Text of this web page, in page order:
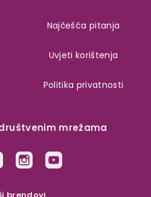
mrežama
Najčešća pitanja
Uvjeti korištenja
Politika privatnosti